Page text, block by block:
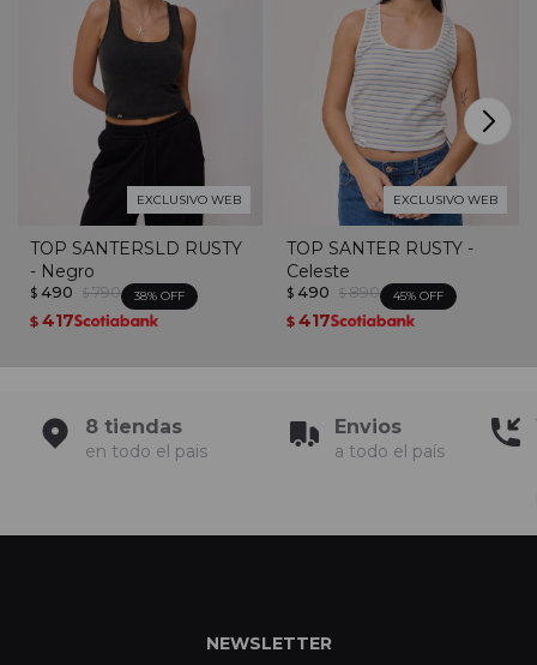
EXCLUSIVO WEB
TOP SANTERSLD RUSTY
- Negro
$ 490 $ 790 38
$ 417
EXCLUSIVO WEB
TOP SANTER RUSTY -
Celeste
$ 490 $ 890 45
$ 417
8 tiendas
en todo el pais
Envios
a todo el país
NEWSLETTER